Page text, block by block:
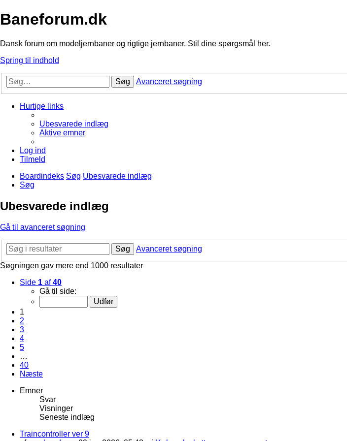
Baneforum.dk
Dansk forum om modeljernbaner og rigtige jernbaner. Stil dine spørgsmål her.
Spring til indhold
Søg Avanceret søgning
Hurtige links
Ubesvarede indlæg
Aktive emner
Log ind
Tilmeld
Boardindeks Søg Ubesvarede indlæg
Søg
Ubesvarede indlæg
Gå til avanceret søgning
Søg
Avanceret søgning
Søgningen gav mere end 1000 resultater
Side 1 af40
Gå til side:
1
2
3
4
5
…
40
Næste
Emner
Svar
Visninger
Seneste indlæg
Traincontroller ver 9